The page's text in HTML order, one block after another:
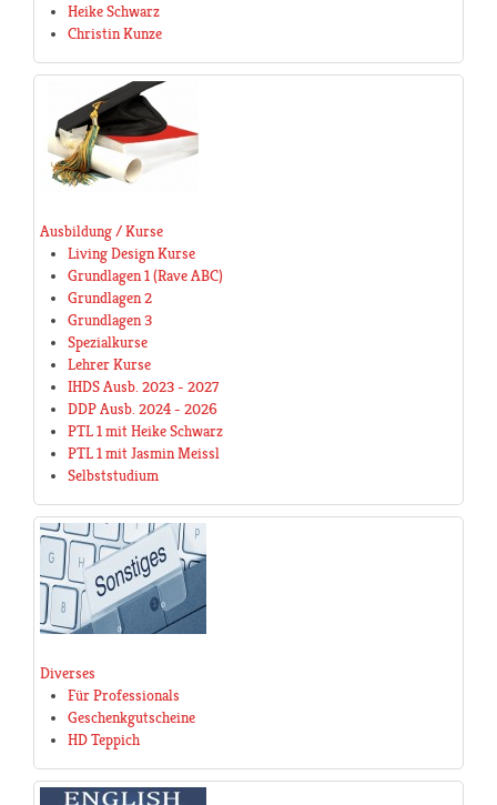
Heike Schwarz
Christin Kunze
Ausbildung / Kurse
Living Design Kurse
Grundlagen 1 (Rave ABC)
Grundlagen 2
Grundlagen 3
Spezialkurse
Lehrer Kurse
IHDS Ausb. 2023 - 2027
DDP Ausb. 2024 - 2026
PTL 1 mit Heike Schwarz
PTL 1 mit Jasmin Meissl
Selbststudium
Diverses
Für Professionals
Geschenkgutscheine
HD Teppich